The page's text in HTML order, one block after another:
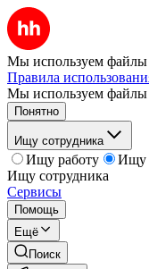
Мы используем файлы
Правила
Мы используем файлы
Понятно
Ищу сотрудника
Ищу работу
Ищу
Ищу сотрудника
Сервисы
Помощь
Ещё
Поиск